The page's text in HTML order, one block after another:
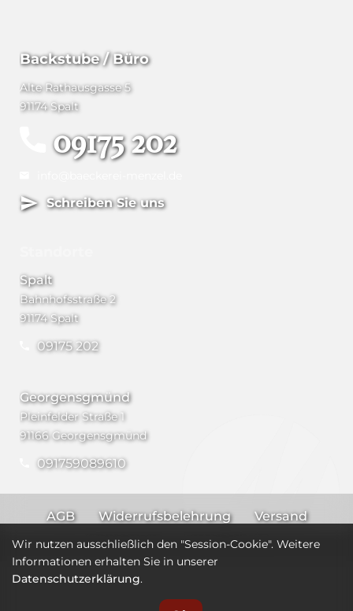
Backstube / Büro
Alte Rathausgasse 5
91174 Spalt
09175 202
Schreiben Sie uns
Spalt
Bahnhofsstraße 2
91174 Spalt
09175 202
Georgensgmünd
Pleinfelder Straße 1
91166 Georgensgmünd
091759089610
AGB Widerrufsbelehrung
Versand
Impressum
Datenschutz
Wir nutzen ausschließlich den "Session-Cookie". Weitere
Informationen erhalten Sie in unserer
Datenschutzerklärung.